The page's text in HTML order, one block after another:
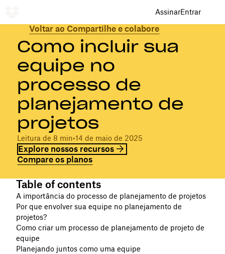
AssinarEntrar
Voltar ao Compartilhe e colabore
Como incluir sua
equipe no
processo de
planejamento de
projetos
Leitura de 8 min•14 de maio de 2025
Explore nossos recursos
Compare os planos
Table of contents
A importância do processo de planejamento de projetos
Por que envolver sua equipe no planejamento de
projetos?
Como criar um processo de planejamento de projeto de
equipe
Planejando juntos como uma equipe